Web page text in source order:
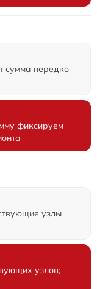
сумма нередко
фиксируем
узлы
узлов;